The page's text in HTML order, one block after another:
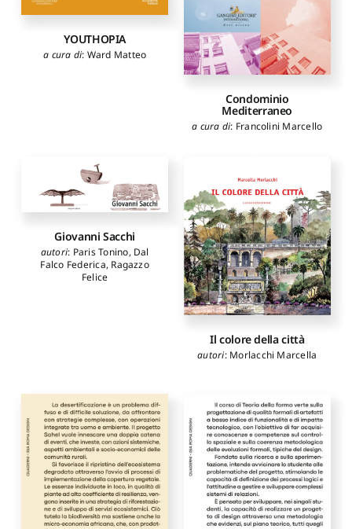
YOUTHOPIA
a cura di: Ward Matteo
Condominio
Mediterraneo
a cura di: Francolini Marcello
Giovanni Sacchi
autori: Paris Tonino, Dal
Falco Federica, Ragazzo
Felice
Il colore della città
autori: Morlacchi Marcella